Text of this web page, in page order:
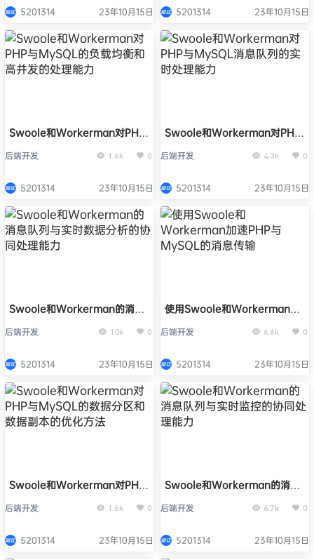
5201314 23年10月15日 5201314 23年10月15日
Swoole和Workerman对PHP
的处理能力
后端开发 1.6k 0
5201314 23年10月15日
Swoole和Workerman对PHP
能力
后端开发 4.3k 0
5201314 23年10月15日
Swoole和Workerman的消息
能力
后端开发 10k 0
5201314 23年10月15日
使用Swoole和Workerman加
后端开发 6.6k 0
5201314 23年10月15日
Swoole和Workerman对PHP
本的优化方法
后端开发 1.6k 0
5201314 23年10月15日
Swoole和Workerman的消息
后端开发 6.7k 0
5201314 23年10月15日